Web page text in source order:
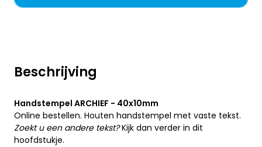
Beschrijving
Handstempel ARCHIEF - 40x10mm
Online bestellen. Houten handstempel met vaste tekst.
Zoekt u een andere tekst?Kijk dan verder in dit
hoofdstukje.